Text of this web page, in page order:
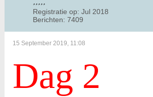
Registratie op: Jul 2018
Berichten: 7409
15 September 2019, 11:08
Dag 2